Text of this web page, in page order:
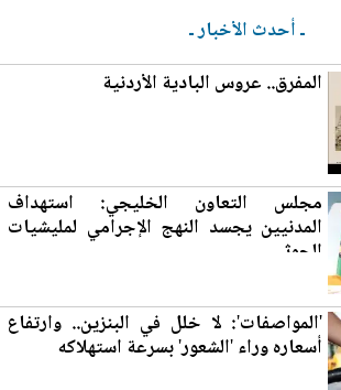
ـ أحدث الأخبار ـ
المفرق.. عروس البادية الأردنية
مجلس التعاون الخليجي: استهداف
المدنيين يجسد النهج الإجرامي لمليشيات
الحوثي
'المواصفات': لا خلل في البنزين.. وارتفاع
أسعاره وراء 'الشعور' بسرعة استهلاكه